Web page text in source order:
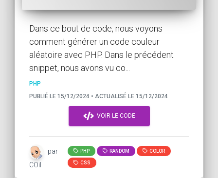
Dans ce bout de code, nous voyons
comment générer un code couleur
aléatoire avec PHP. Dans le précédent
snippet, nous avons vu co...
PHP
PUBLIÉ LE 15/12/2024 • ACTUALISÉ LE 15/12/2024
VOIR LE CODE
par
COil
PHP RANDOM COLOR
CSS